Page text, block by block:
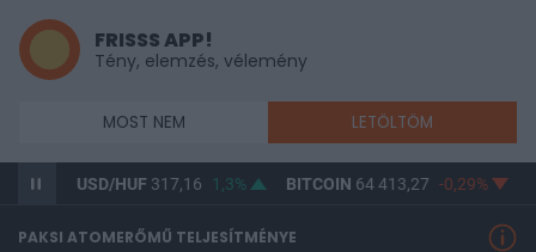
FRISSS APP!
Tény, elemzés, vélemény
MOST NEM LETÖLTÖM
USD/HUF 317,16 1,3% BITCOIN 64 413,27 -0,29%
PAKSI ATOMERŐMŰ TELJESÍTMÉNYE